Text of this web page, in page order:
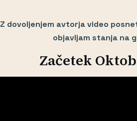
Z dovoljenjem avtorja video
objavljam stanja na
Začetek